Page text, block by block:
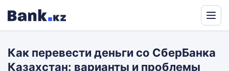
Translate
Как перевести деньги со СберБанка
Казахстан: варианты и проблемы